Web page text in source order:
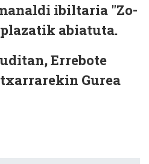
ibiltaria "Zo-
abiatuta.
Errebote
Gurea